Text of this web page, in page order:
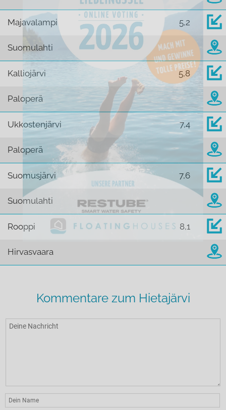
Majavalampi 5,2
Suomulahti
Kalliojärvi 5,8
Paloperä
Ukkostenjärvi 7,4
Paloperä
Suomusjärvi 7,6
Suomulahti
Rooppi 8,1
Hirvasvaara
Kommentare zum Hietajärvi